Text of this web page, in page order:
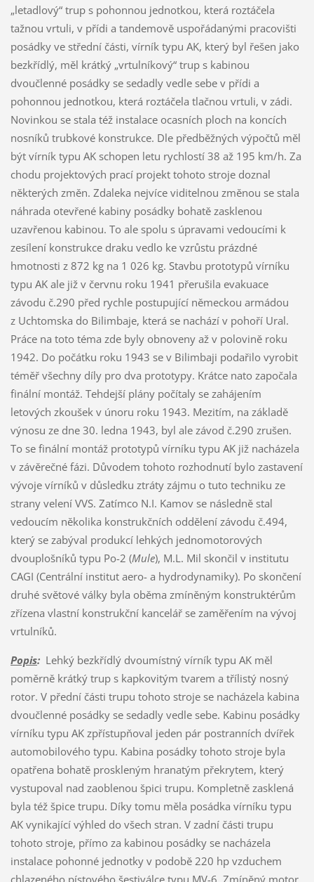
„letadlový“ trup s pohonnou jednotkou, která roztáčela
tažnou vrtuli, v přídi a tandemově uspořádanými pracovišti
posádky ve střední části, vírník typu AK, který byl řešen jako
bezkřídlý, měl krátký „vrtulníkový“ trup s kabinou
dvoučlenné posádky se sedadly vedle sebe v přídi a
pohonnou jednotkou, která roztáčela tlačnou vrtuli, v zádi.
Novinkou se stala též instalace ocasních ploch na koncích
nosníků trubkové konstrukce. Dle předběžných výpočtů měl
být vírník typu AK schopen letu rychlostí 38 až 195 km/h. Za
chodu projektových prací projekt tohoto stroje doznal
některých změn. Zdaleka nejvíce viditelnou změnou se stala
náhrada otevřené kabiny posádky bohatě zasklenou
uzavřenou kabinou. To ale spolu s úpravami vedoucími k
zesílení konstrukce draku vedlo ke vzrůstu prázdné
hmotnosti z 872 kg na 1 026 kg. Stavbu prototypů vírníku
typu AK ale již v červnu roku 1941 přerušila evakuace
závodu č.290 před rychle postupující německou armádou
z Uchtomska do Bilimbaje, která se nachází v pohoří Ural.
Práce na toto téma zde byly obnoveny až v polovině roku
1942. Do počátku roku 1943 se v Bilimbaji podařilo vyrobit
téměř všechny díly pro dva prototypy. Krátce nato započala
finální montáž. Tehdejší plány počítaly se zahájením
letových zkoušek v únoru roku 1943. Mezitím, na základě
výnosu ze dne 30. ledna 1943, byl ale závod č.290 zrušen.
To se finální montáž prototypů vírníku typu AK již nacházela
v závěrečné fázi. Důvodem tohoto rozhodnutí bylo zastavení
vývoje vírníků v důsledku ztráty zájmu o tuto techniku ze
strany velení VVS. Zatímco N.I. Kamov se následně stal
vedoucím několika konstrukčních oddělení závodu č.494,
který se zabýval produkcí lehkých jednomotorových
dvouplošníků typu Po-2 (Mule), M.L. Mil skončil v institutu
CAGI (Centrální institut aero- a hydrodynamiky). Po skončení
druhé světové války byla oběma zmíněným konstruktérům
zřízena vlastní konstrukční kancelář se zaměřením na vývoj
vrtulníků.
Popis:Lehký bezkřídlý dvoumístný vírník typu AK měl
poměrně krátký trup s kapkovitým tvarem a třílistý nosný
rotor. V přední části trupu tohoto stroje se nacházela kabina
dvoučlenné posádky se sedadly vedle sebe. Kabinu posádky
vírníku typu AK zpřístupňoval jeden pár postranních dvířek
automobilového typu. Kabina posádky tohoto stroje byla
opatřena bohatě proskleným hranatým překrytem, který
vystupoval nad zaoblenou špici trupu. Kompletně zasklená
byla též špice trupu. Díky tomu měla posádka vírníku typu
AK vynikající výhled do všech stran. V zadní části trupu
tohoto stroje, přímo za kabinou posádky se nacházela
instalace pohonné jednotky v podobě 220 hp vzduchem